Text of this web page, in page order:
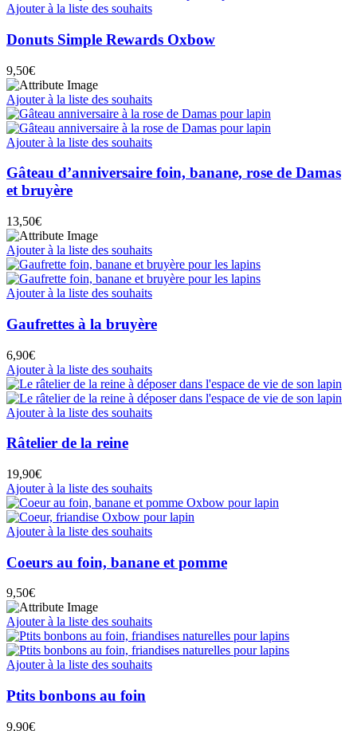
Ajouter à la liste des souhaits
Donuts Simple Rewards Oxbow
9,50€
Ajouter à la liste des souhaits
Ajouter à la liste des souhaits
Gâteau d’anniversaire foin, banane, rose de Damas
et bruyère
13,50€
Ajouter à la liste des souhaits
Ajouter à la liste des souhaits
Gaufrettes à la bruyère
6,90€
Ajouter à la liste des souhaits
Ajouter à la liste des souhaits
Râtelier de la reine
19,90€
Ajouter à la liste des souhaits
Ajouter à la liste des souhaits
Coeurs au foin, banane et pomme
9,50€
Ajouter à la liste des souhaits
Ajouter à la liste des souhaits
Ptits bonbons au foin
9,90€